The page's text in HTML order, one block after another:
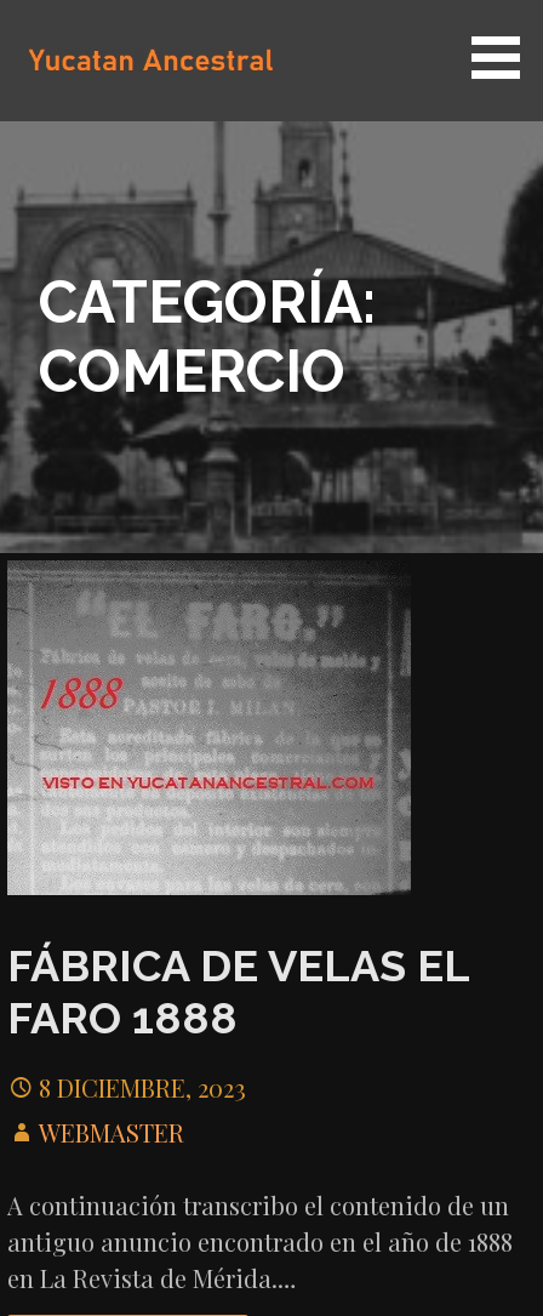
contenido
YUCATAN ANCESTRAL
CATEGORÍA:
COMERCIO
FÁBRICA DE VELAS EL
FARO 1888
8 DICIEMBRE, 2023
WEBMASTER
A continuación transcribo el contenido de un
antiguo anuncio encontrado en el año de 1888
en La Revista de Mérida.…